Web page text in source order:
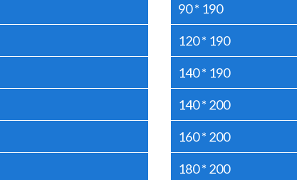
90 * 190
120 * 190
140 * 190
140 * 200
160 * 200
180 * 200